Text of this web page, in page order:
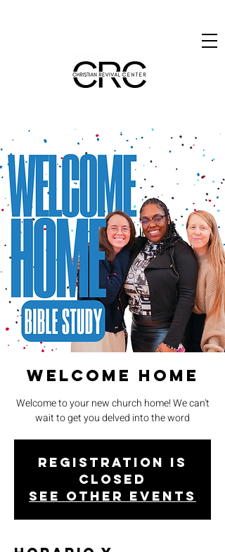
Welcome Home
Welcome to your new church home! We can't
wait to get you delved into the word
Registration is
closed
See other events